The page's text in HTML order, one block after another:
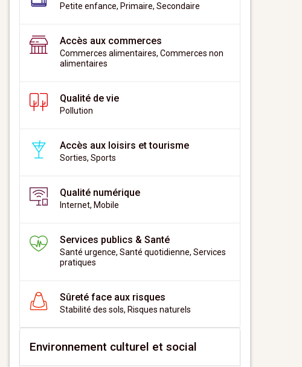
Petite enfance, Primaire, Secondaire
Accès aux commerces
Commerces alimentaires, Commerces non
alimentaires
Qualité de vie
Pollution
Accès aux loisirs et tourisme
Sorties, Sports
Qualité numérique
Internet, Mobile
Services publics & Santé
Santé urgence, Santé quotidienne, Services
pratiques
Sûreté face aux risques
Stabilité des sols, Risques naturels
Environnement culturel et social